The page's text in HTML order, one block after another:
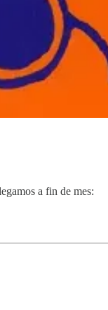
a fin de mes: